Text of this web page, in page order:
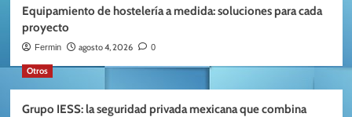
Equipamiento de hostelería a medida: soluciones para cada
proyecto
Fermin agosto 4, 2026 0
Otros
Grupo IESS: la seguridad privada mexicana que combina